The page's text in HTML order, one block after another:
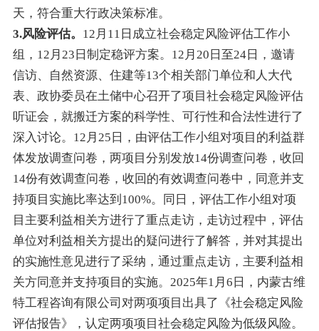
天，符合重大行政决策标准。
3.风险评估。 12月11日成立社会稳定风险评估工作小
组，12月23日制定稳评方案。12月20日至24日，邀请
信访、自然资源、住建等13个相关部门单位和人大代
表、政协委员在土储中心召开了项目社会稳定风险评估
听证会，就搬迁方案的科学性、可行性和合法性进行了
深入讨论。12月25日，由评估工作小组对项目的利益群
体发放调查问卷，两项目分别发放14份调查问卷，收回
14份有效调查问卷，收回的有效调查问卷中，同意并支
持项目实施比率达到100%。同日，评估工作小组对项
目主要利益相关方进行了重点走访，走访过程中，评估
单位对利益相关方提出的疑问进行了解答，并对其提出
的实施性意见进行了采纳，通过重点走访，主要利益相
关方同意并支持项目的实施。2025年1月6日，内蒙古维
特工程咨询有限公司对两项项目出具了《社会稳定风险
评估报告》，认定两项项目社会稳定风险为低级风险。